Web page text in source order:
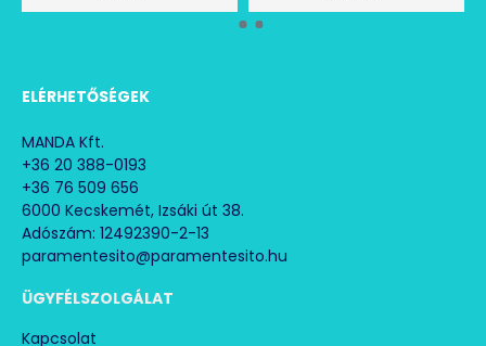
ELÉRHETŐSÉGEK
MANDA Kft.
+36 20 388-0193
+36 76 509 656
6000 Kecskemét, Izsáki út 38.
Adószám: 12492390-2-13
paramentesito@paramentesito.hu
ÜGYFÉLSZOLGÁLAT
Kapcsolat